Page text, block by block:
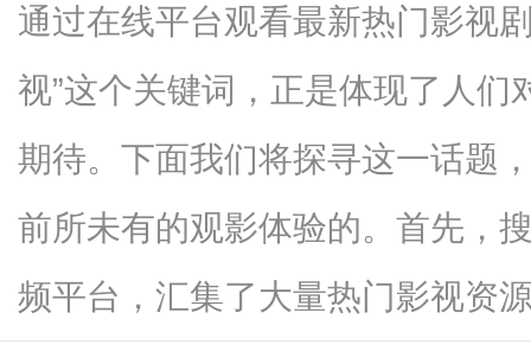
通过在线平台观看最新热门影视
视”这个关键词，正是体现了人
期待。下面我们将探寻这一话题
前所未有的观影体验的。首先，
频平台，汇集了大量热门影视资